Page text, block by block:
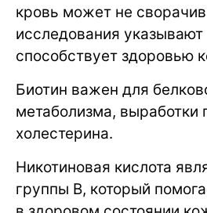
кровь может не
исследования указывают
способствует здоровью
Биотин важен для
метаболизма, выработки
холестерина.
Никотиновая кислота
группы B, который